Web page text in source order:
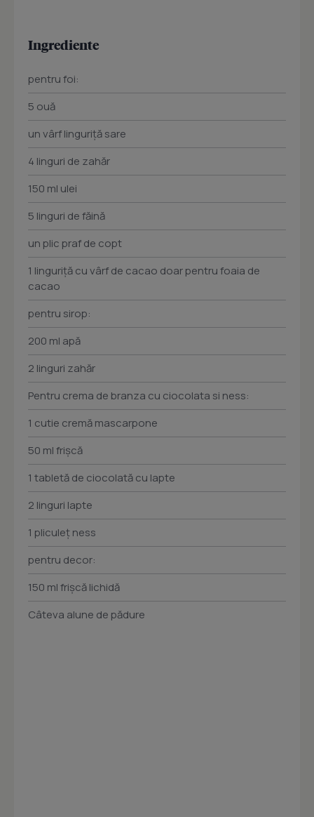
Ingrediente
pentru foi:
5 ouă
un vârf linguriţă sare
4 linguri de zahăr
150 ml ulei
5 linguri de făină
un plic praf de copt
1 linguriţă cu vârf de cacao doar pentru foaia de
cacao
pentru sirop:
200 ml apă
2 linguri zahăr
Pentru crema de branza cu ciocolata si ness:
1 cutie cremă mascarpone
50 ml frişcă
1 tabletă de ciocolată cu lapte
2 linguri lapte
1 pliculeţ ness
pentru decor:
150 ml frişcă lichidă
Câteva alune de pădure